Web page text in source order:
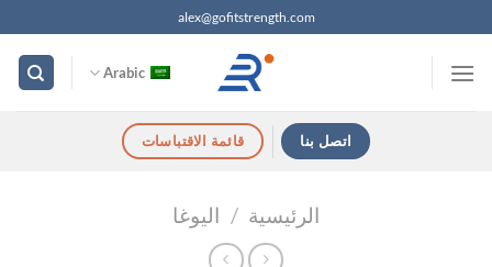
للمحتوى
alex@gofitstrength.com
Arabic
اتصل بنا قائمة الاقتباسات
الرئيسية / اليوغا